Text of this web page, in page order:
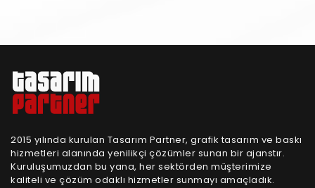
2015 yılında kurulan Tasarım Partner, grafik tasarım ve baskı
hizmetleri alanında yenilikçi çözümler sunan bir ajanstır.
Kuruluşumuzdan bu yana, her sektörden müşterimize
kaliteli ve çözüm odaklı hizmetler sunmayı amaçladık.